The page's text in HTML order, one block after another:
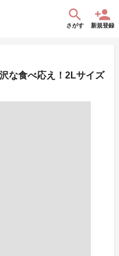
さがす 新規登録
な食べ応え！2Lサイズ